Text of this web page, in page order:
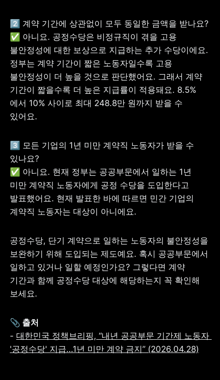
2️⃣ 계약 기간에 상관없이 모두 동일한 금액을 받나요?
✅ 아니요. 공정수당은 비정규직이 겪을 고용
불안정성에 대한 보상으로 지급하는 추가 수당이에요.
정부는 계약 기간이 짧은 노동자일수록 고용
불안정성이 더 높을 것으로 판단했어요. 그래서 계약
기간이 짧을수록 더 높은 지급률이 적용돼요. 8.5%
에서 10% 사이로 최대 248.8만 원까지 받을 수
있어요.
3️⃣ 모든 기업의 1년 미만 계약직 노동자가 받을 수
있나요?
✅ 아니요. 현재 정부는 공공부문에서 일하는 1년
미만 계약직 노동자에게 공정 수당을 도입한다고
발표했어요. 현재 발표한 바에 따르면 민간 기업의
계약직 노동자는 대상이 아니에요.
공정수당, 단기 계약으로 일하는 노동자의 불안정성을
보완하기 위해 도입되는 제도예요. 혹시 공공부문에서
일하고 있거나 일할 예정인가요? 그렇다면 계약
기간과 함께 공정수당 대상에 해당하는지 꼭 확인해
보세요.
📎 출처
- 대한민국 정책브리핑, “내년 공공부문 기간제 노동자
'공정수당' 지급…1년 미만 계약 금지” (2026.04.28)